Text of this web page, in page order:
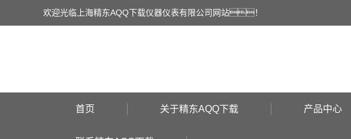
欢迎光临上海精东AQQ下载仪器仪表有限公司网站！
首页 关于精东AQQ下载 产品中心